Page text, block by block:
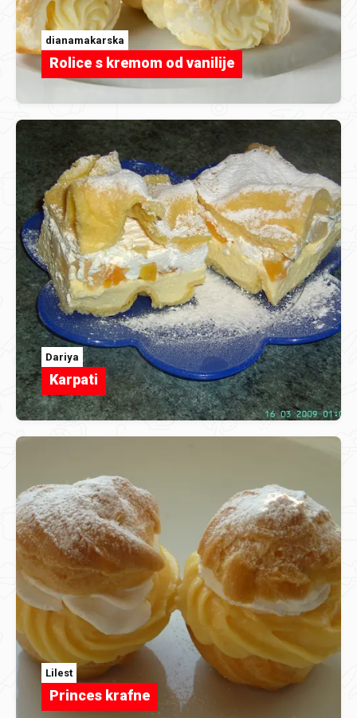
dianamakarska
Rolice s kremom od vanilije
Dariya
Karpati
Lilest
Princes krafne